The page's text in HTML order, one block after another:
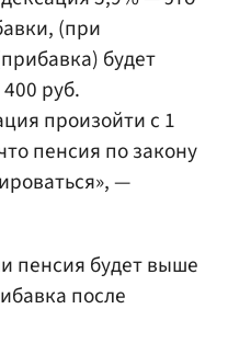
(при
будет
руб.
произойти с 1
пенсия по закону
—
пенсия будет выше
после